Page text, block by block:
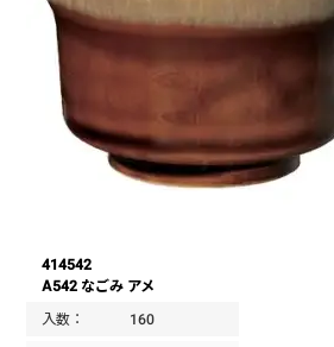
414542
A542 なごみ アメ
入数：
160